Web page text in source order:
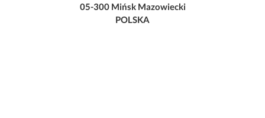
05-300 Mińsk Mazowiecki
POLSKA